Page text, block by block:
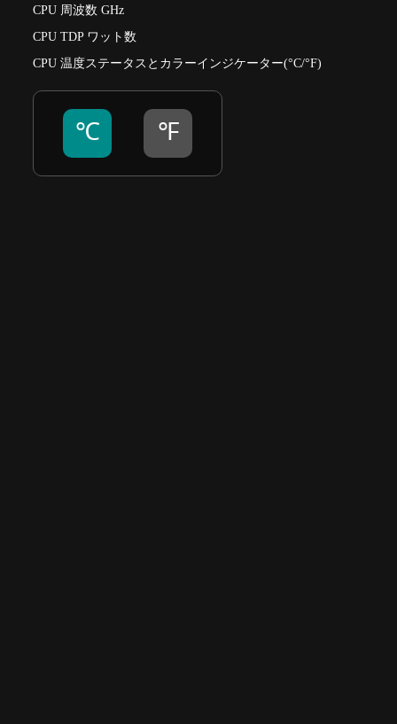
CPU 周波数 GHz
CPU TDP ワット数
CPU 温度ステータスとカラーインジケーター(°C/°F)
℃ ℉